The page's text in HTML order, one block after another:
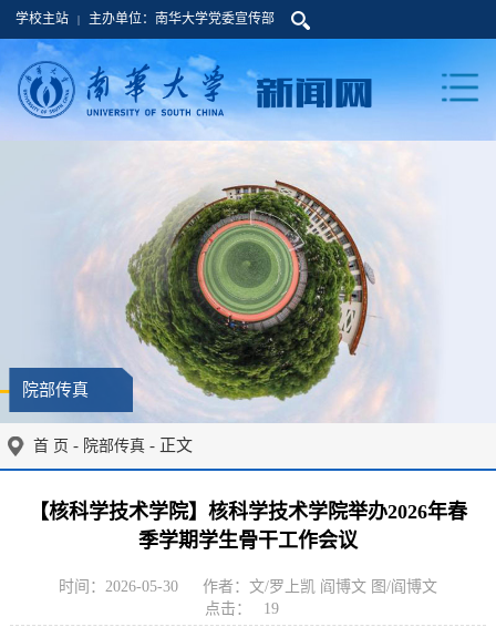
学校主站 | 主办单位：南华大学党委宣传部
院部传真
首 页 - 院部传真 - 正文
【核科学技术学院】核科学技术学院举办2026年春
季学期学生骨干工作会议
时间：2026-05-30
作者：文/罗上凯 阎博文 图/阎博文
点击：
19